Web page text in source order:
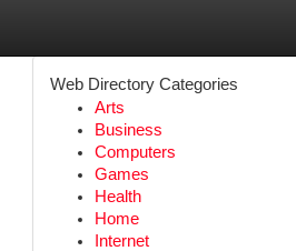
Web Directory Categories
Arts
Business
Computers
Games
Health
Home
Internet